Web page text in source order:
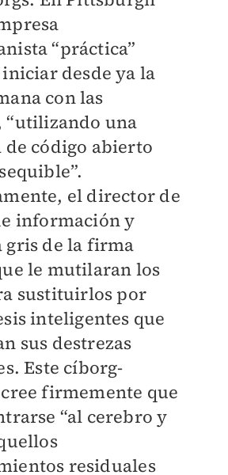
“práctica”
iniciar desde ya la
con las
“utilizando una
de código abierto
el director de
información y
gris de la firma
le mutilaran los
sustituirlos por
inteligentes que
sus destrezas
Este cíborg-
firmemente que
“al cerebro y
residuales